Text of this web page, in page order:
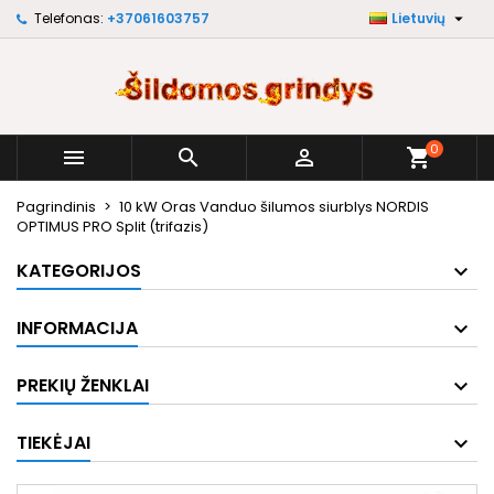
Telefonas: +37061603757 Lietuvių 
   shopping_cart0
Pagrindinis
10 kW Oras Vanduo šilumos siurblys NORDIS
OPTIMUS PRO Split (trifazis)
KATEGORIJOS
INFORMACIJA
PREKIŲ ŽENKLAI
TIEKĖJAI
My wishlists ×
Create new list
Sukurti pageidavimų sąrašą ×
Pageidavimų sąrašo pavadinimas
Atšaukti Sukurti pageidavimų sąrašą
Prisijungti ×
Norėdami išsaugoti prekes savo pageidavimų